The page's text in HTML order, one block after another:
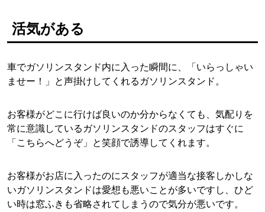
活気がある
車でガソリンスタンド内に入った瞬間に、「いらっしゃい
ませー！」と声掛けしてくれるガソリンスタンド。
お客様がどこに行けば良いのか分からなくても、気配りを
常に意識しているガソリンスタンドのスタッフはすぐに
「こちらへどうぞ」と笑顔で誘導してくれます。
お客様がお店に入ったのにスタッフが適当な接客しかしな
いガソリンスタンドは愛想も悪いことが多いですし、ひど
い時は窓ふきも省略されてしまうので気分が悪いです。